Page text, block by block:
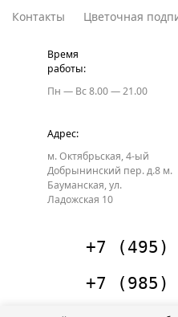
Контакты
Цветочная
Время
работы:
Пн — Вс8.00 — 21.00
Адрес:
м. Октябрьская, 4-ый
Добрынинский пер. д.8м.
Бауманская, ул.
Ладожская 10
+7 (495)
+7 (985)